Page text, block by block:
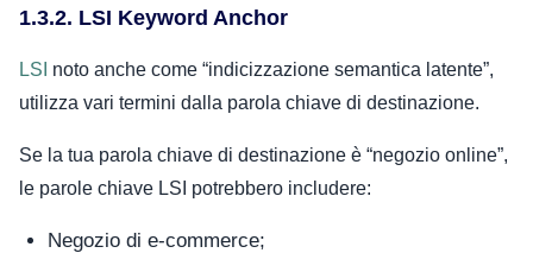
1.3.2. LSI Keyword Anchor
LSI noto anche come “indicizzazione semantica latente”,
utilizza vari termini dalla parola chiave di destinazione.
Se la tua parola chiave di destinazione è “negozio online”,
le parole chiave LSI potrebbero includere:
Negozio di e-commerce;